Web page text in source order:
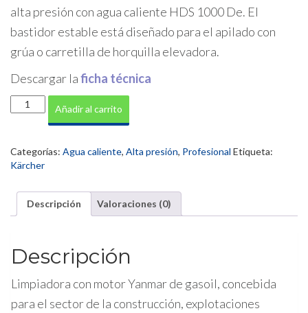
alta presión con agua caliente HDS 1000 De. El
bastidor estable está diseñado para el apilado con
grúa o carretilla de horquilla elevadora.
Descargar laficha técnica
Hidrolimpiadora
con
explosión
HDS
cantidad
Añadir al carrito
Categorías: Agua caliente, Alta presión, Profesional Etiqueta:
Kärcher
Descripción Valoraciones (0)
Descripción
Limpiadora con motor Yanmar de gasoil, concebida
para el sector de la construcción, explotaciones